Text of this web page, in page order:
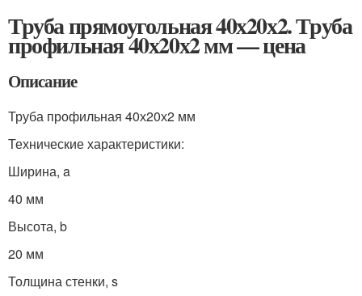
Труба прямоугольная 40х20х2. Труба
профильная 40х20х2 мм — цена
Описание
Труба профильная 40х20х2 мм
Технические характеристики:
Ширина, a
40 мм
Высота, b
20 мм
Толщина стенки, s